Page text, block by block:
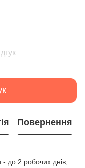
Повернення
до 2 робочих днів,